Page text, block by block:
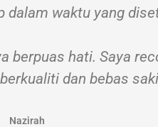
dalam waktu yang
berpuas hati. Saya
dan bebas
Nazirah